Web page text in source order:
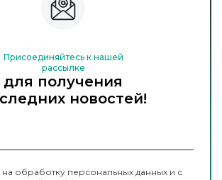
Присоединяйтесь к нашей
рассылке
для получения
новостей!
обработку персональных данных и с